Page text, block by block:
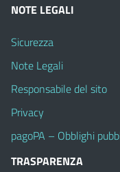
NOTE LEGALI
Sicurezza
Note Legali
Responsabile del sito
Privacy
pagoPA – Obblighi
TRASPARENZA